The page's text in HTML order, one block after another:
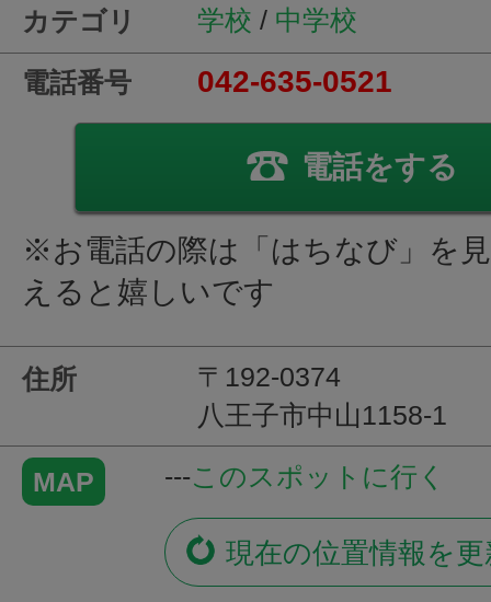
カテゴリ 学校 / 中学校
電話番号 042-635-0521
電話をする
※お電話の際は「はちなび」を
えると嬉しいです
住所
〒192-0374
八王子市中山1158-1
MAP ---このスポットに行く
現在の位置情報を